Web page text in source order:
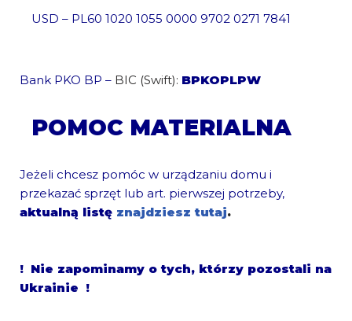
USD – PL60 1020 1055 0000 9702 0271 7841
Bank PKO BP – BIC (Swift): BPKOPLPW
POMOC MATERIALNA
Jeżeli chcesz pomóc w urządzaniu domu i
przekazać sprzęt lub art. pierwszej potrzeby,
aktualną listę znajdziesz tutaj.
! Nie zapominamy o tych, którzy pozostali na
Ukrainie !